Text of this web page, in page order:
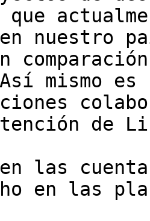
que
en nuestro
mismo
de
las
en las